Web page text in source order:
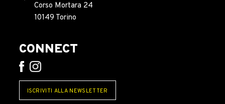
Corso Mortara 24
10149 Torino
CONNECT
ISCRIVITI ALLA NEWSLETTER